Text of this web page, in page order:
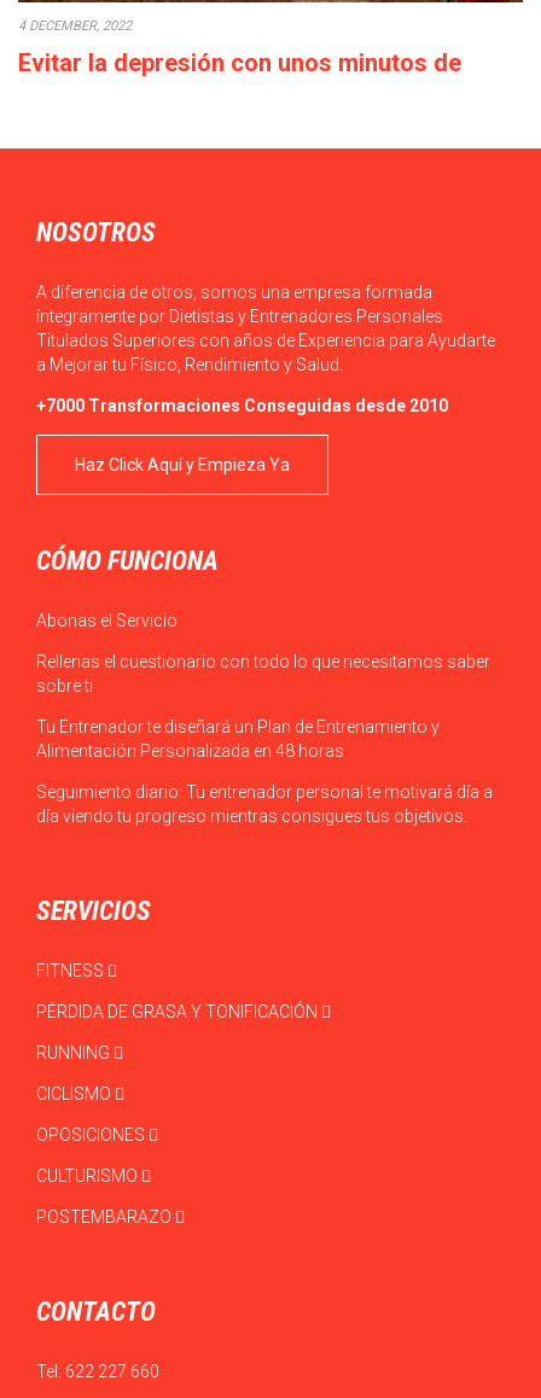
4 DECEMBER, 2022
Evitar la depresión con unos minutos de
NOSOTROS
A diferencia de otros, somos una empresa formada
íntegramente por Dietistas y Entrenadores Personales
Titulados Superiores con años de Experiencia para Ayudarte
a Mejorar tu Físico, Rendimiento y Salud.
+7000 Transformaciones Conseguidas desde 2010
Haz Click Aquí y Empieza Ya
CÓMO FUNCIONA
Abonas el Servicio
Rellenas el cuestionario con todo lo que necesitamos saber
sobre ti
Tu Entrenador te diseñará un Plan de Entrenamiento y
Alimentación Personalizada en 48 horas
Seguimiento diario: Tu entrenador personal te motivará día a
día viendo tu progreso mientras consigues tus objetivos.
SERVICIOS
FITNESS
PÉRDIDA DE GRASA Y TONIFICACIÓN
RUNNING
CICLISMO
OPOSICIONES
CULTURISMO
POSTEMBARAZO
CONTACTO
Tel: 622 227 660